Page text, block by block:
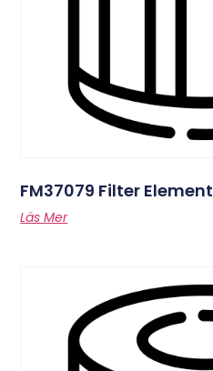
FM37079 Filter Element
Läs Mer